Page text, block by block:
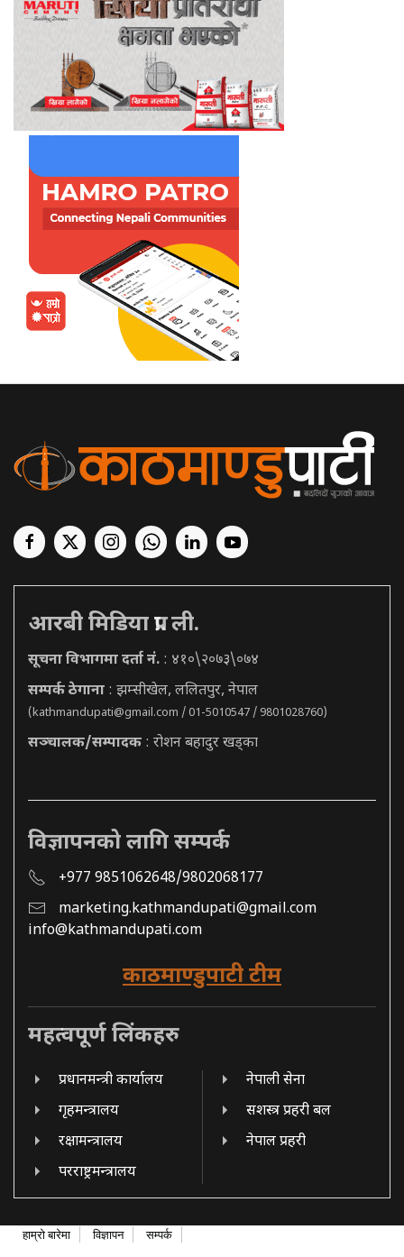
आरबी मिडिया प्रा. ली.
सूचना विभागमा दर्ता नं. : ४१०\२०७३\०७४
सम्पर्क ठेगाना : झम्सीखेल, ललितपुर, नेपाल
(kathmandupati@gmail.com / 01-5010547 / 9801028760)
सञ्चालक/सम्पादक : रोशन बहादुर खड्का
विज्ञापनको लागि सम्पर्क
+977 9851062648/9802068177
marketing.kathmandupati@gmail.com
info@kathmandupati.com
काठमाण्डुपाटी टीम
महत्वपूर्ण लिंकहरु
प्रधानमन्त्री कार्यालय
गृहमन्त्रालय
रक्षामन्त्रालय
परराष्ट्रमन्त्रालय
नेपाली सेना
सशस्त्र प्रहरी बल
नेपाल प्रहरी
हाम्रो बारेमा विज्ञापन सम्पर्क